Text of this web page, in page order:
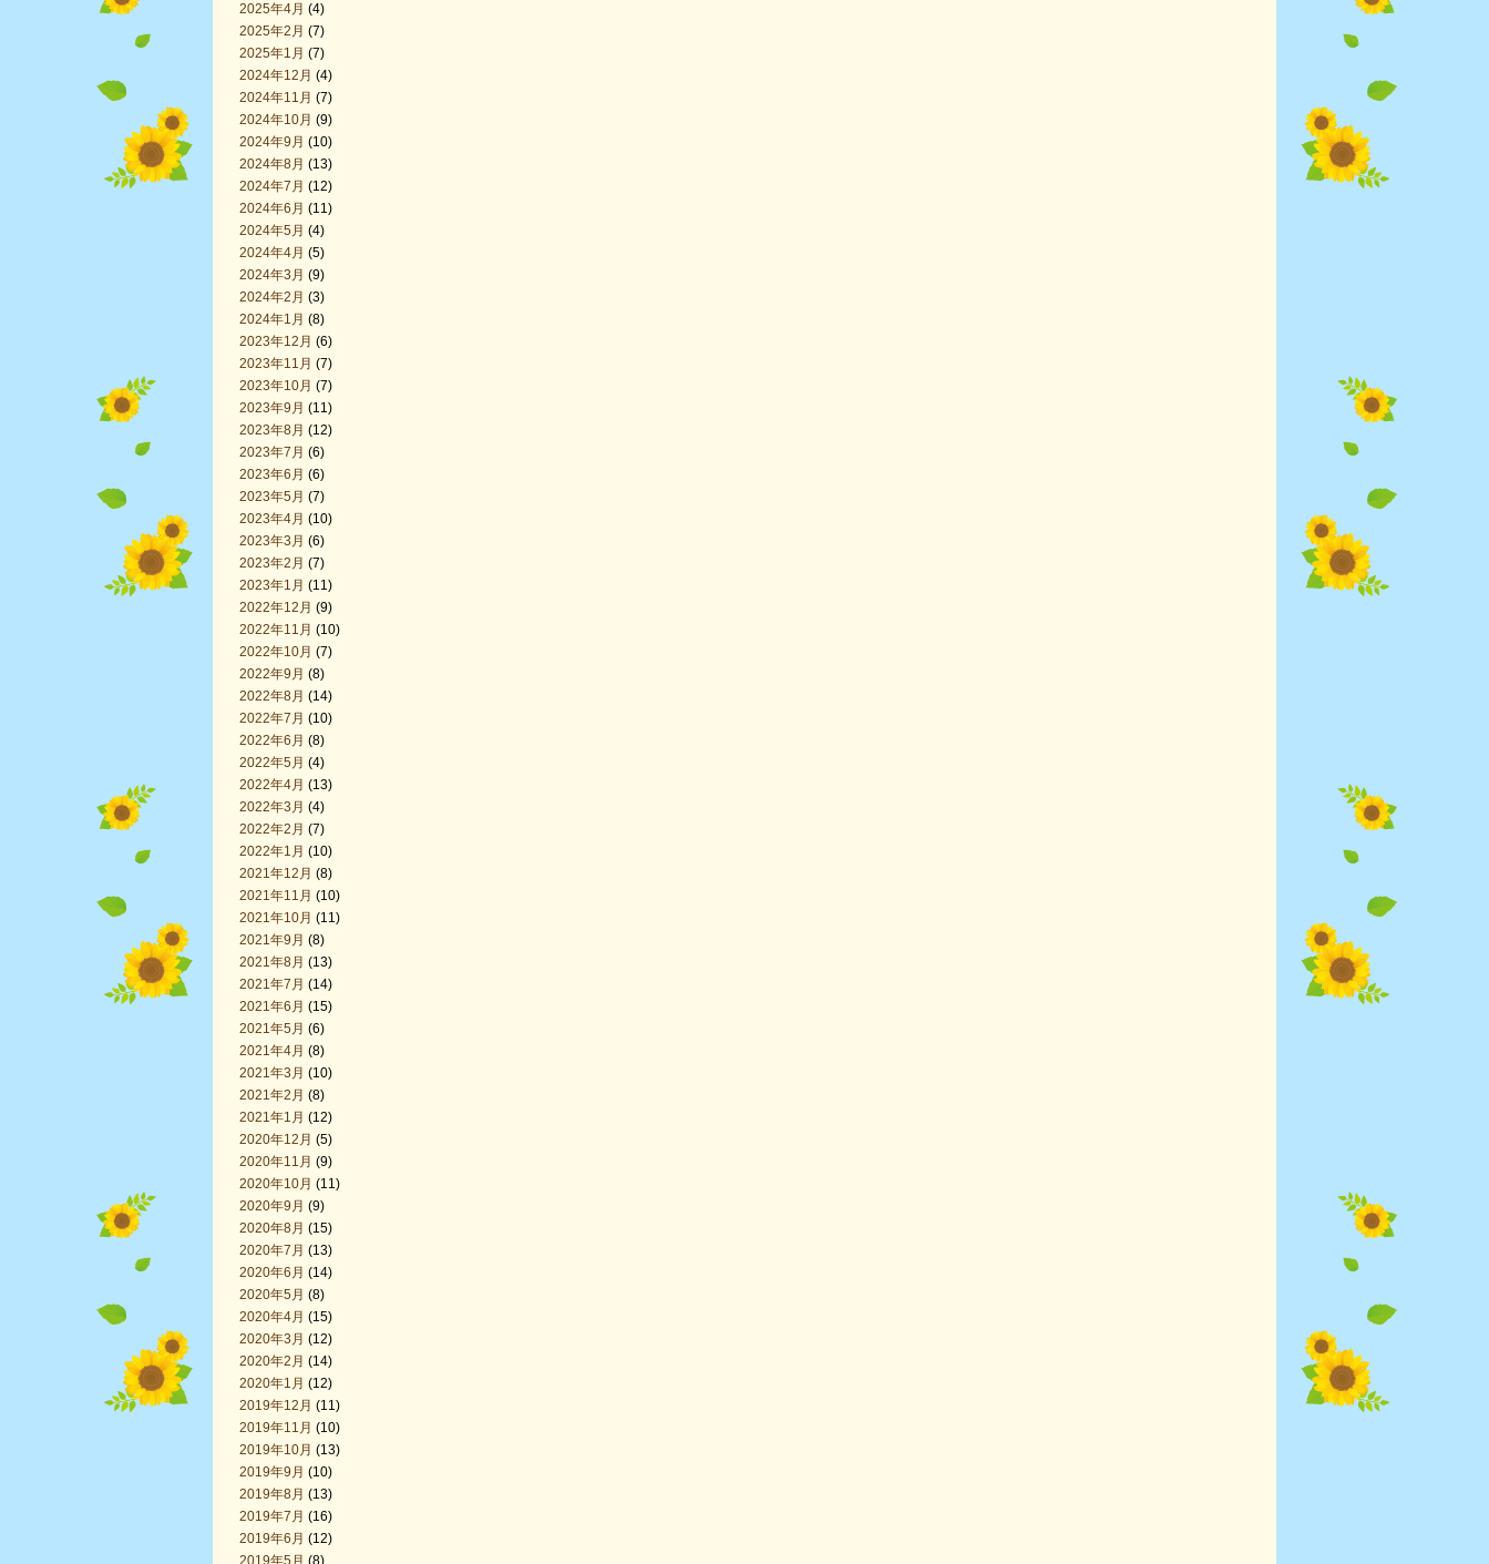
2025年4月 (4)
2025年2月 (7)
2025年1月 (7)
2024年12月 (4)
2024年11月 (7)
2024年10月 (9)
2024年9月 (10)
2024年8月 (13)
2024年7月 (12)
2024年6月 (11)
2024年5月 (4)
2024年4月 (5)
2024年3月 (9)
2024年2月 (3)
2024年1月 (8)
2023年12月 (6)
2023年11月 (7)
2023年10月 (7)
2023年9月 (11)
2023年8月 (12)
2023年7月 (6)
2023年6月 (6)
2023年5月 (7)
2023年4月 (10)
2023年3月 (6)
2023年2月 (7)
2023年1月 (11)
2022年12月 (9)
2022年11月 (10)
2022年10月 (7)
2022年9月 (8)
2022年8月 (14)
2022年7月 (10)
2022年6月 (8)
2022年5月 (4)
2022年4月 (13)
2022年3月 (4)
2022年2月 (7)
2022年1月 (10)
2021年12月 (8)
2021年11月 (10)
2021年10月 (11)
2021年9月 (8)
2021年8月 (13)
2021年7月 (14)
2021年6月 (15)
2021年5月 (6)
2021年4月 (8)
2021年3月 (10)
2021年2月 (8)
2021年1月 (12)
2020年12月 (5)
2020年11月 (9)
2020年10月 (11)
2020年9月 (9)
2020年8月 (15)
2020年7月 (13)
2020年6月 (14)
2020年5月 (8)
2020年4月 (15)
2020年3月 (12)
2020年2月 (14)
2020年1月 (12)
2019年12月 (11)
2019年11月 (10)
2019年10月 (13)
2019年9月 (10)
2019年8月 (13)
2019年7月 (16)
2019年6月 (12)
2019年5月 (8)